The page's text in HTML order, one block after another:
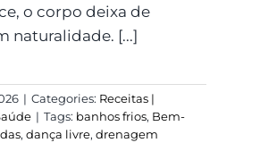
o corpo deixa de
naturalidade. [...]
| Categories: Receitas |
| Tags: banhos frios, Bem-
, dança livre, drenagem